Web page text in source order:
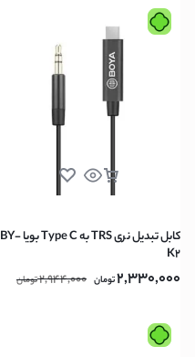
کابل تبدیل نری TRS به Type C بویا BY-
K2
2,330,000تومان 2,944,000تومان